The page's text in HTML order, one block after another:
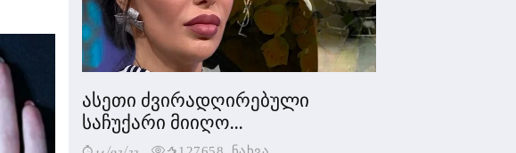
ასეთი ძვირადღირებული
საჩუქარი მიიღო...
127658 ნახვა